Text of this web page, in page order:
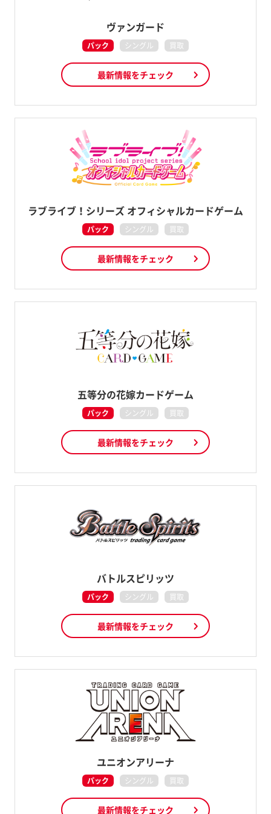
ヴァンガード
パック シングル 買取
最新情報をチェック
ラブライブ！シリーズ オフィシャルカードゲーム
パック シングル 買取
最新情報をチェック
五等分の花嫁カードゲーム
パック シングル 買取
最新情報をチェック
バトルスピリッツ
パック シングル 買取
最新情報をチェック
ユニオンアリーナ
パック シングル 買取
最新情報をチェック